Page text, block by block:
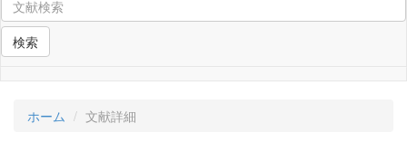
検索
ホーム 文献詳細